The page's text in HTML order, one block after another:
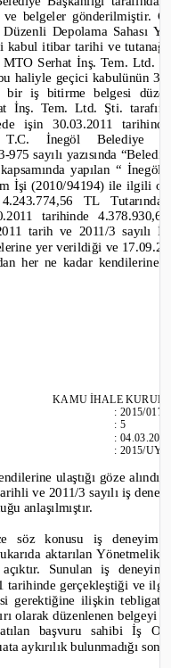
belgeler gönderilmiştir.
Depolama Sahası
itibar tarihi ve
Serhat İnş. Tem. Ltd.
bu haliyle geçici
bir iş bitirme belgesi
İnş. Tem. Ltd. Şti.
işin 30.03.2011
T.C. İnegöl Belediye
-975 sayılı yazısında
kapsamında yapılan “
İşi (2010/94194) ile ilgili
4.243.774,56 TL
tarihinde
tarih ve 2011/3
yer verildiği ve
her ne kadar
KAMU İHALE
:2015/017
:5
:
:2015/
ulaştığı göze
ve 2011/3 sayılı iş
anlaşılmıştır.
söz konusu iş
aktarılan
açıktır. Sunulan iş
tarihinde gerçekleştiği ve
gerektiğine ilişkin
olarak düzenlenen
başvuru sahibi İş
aykırılık bulunmadığı